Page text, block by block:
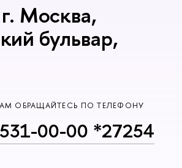
Москва,
бульвар,
ОБРАЩАЙТЕСЬ ПО ТЕЛЕФОНУ
00-00 *27254